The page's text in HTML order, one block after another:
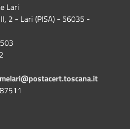
Lari
2 - Lari (PISA) - 56035 -